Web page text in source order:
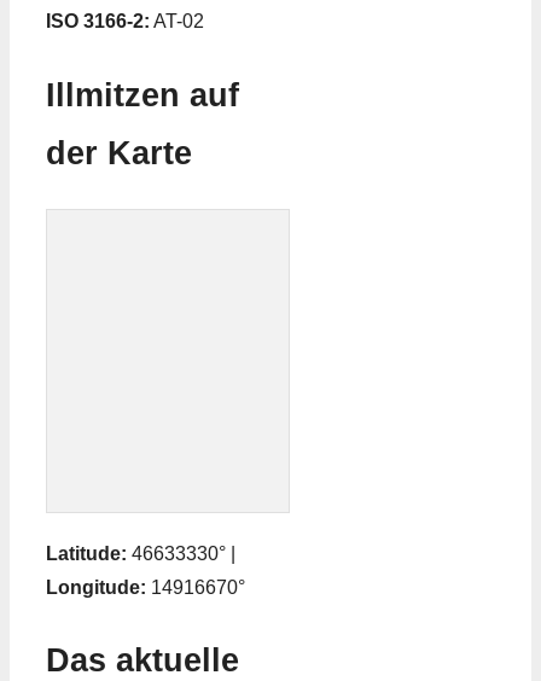
ISO 3166-2: AT-02
Illmitzen auf
der Karte
Latitude: 46633330° |
Longitude: 14916670°
Das aktuelle